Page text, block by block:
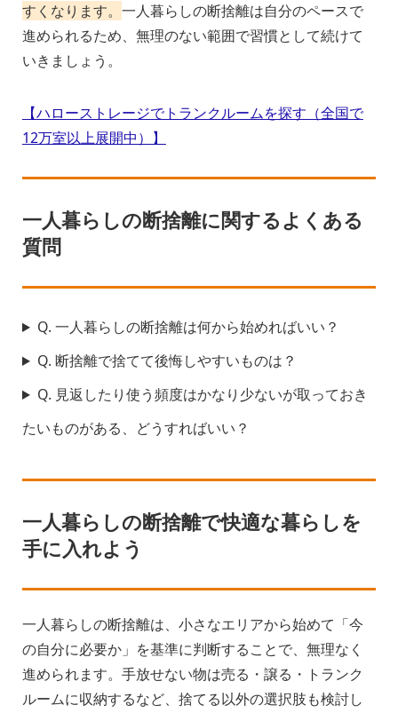
すくなります。 一人暮らしの断捨離は自分のペースで
進められるため、無理のない範囲で習慣として続けて
いきましょう。
【ハローストレージでトランクルームを探す（全国で
12万室以上展開中）】
一人暮らしの断捨離に関するよくある
質問
Q. 一人暮らしの断捨離は何から始めればいい？
Q. 断捨離で捨てて後悔しやすいものは？
Q. 見返したり使う頻度はかなり少ないが取っておき
たいものがある、どうすればいい？
一人暮らしの断捨離で快適な暮らしを
手に入れよう
一人暮らしの断捨離は、小さなエリアから始めて「今
の自分に必要か」を基準に判断することで、無理なく
進められます。手放せない物は売る・譲る・トランク
ルームに収納するなど、捨てる以外の選択肢も検討し